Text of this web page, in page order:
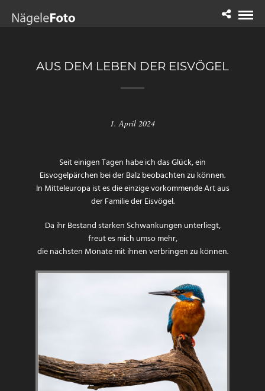
AUS DEM LEBEN DER EISVÖGEL
1. April 2024
Seit einigen Tagen habe ich das Glück, ein
Eisvogelpärchen bei der Balz beobachten zu können.
In Mitteleuropa ist es die einzige vorkommende Art aus
der Familie der Eisvögel.
Da ihr Bestand starken Schwankungen unterliegt,
freut es mich umso mehr,
die nächsten Monate mit ihnen verbringen zu können.